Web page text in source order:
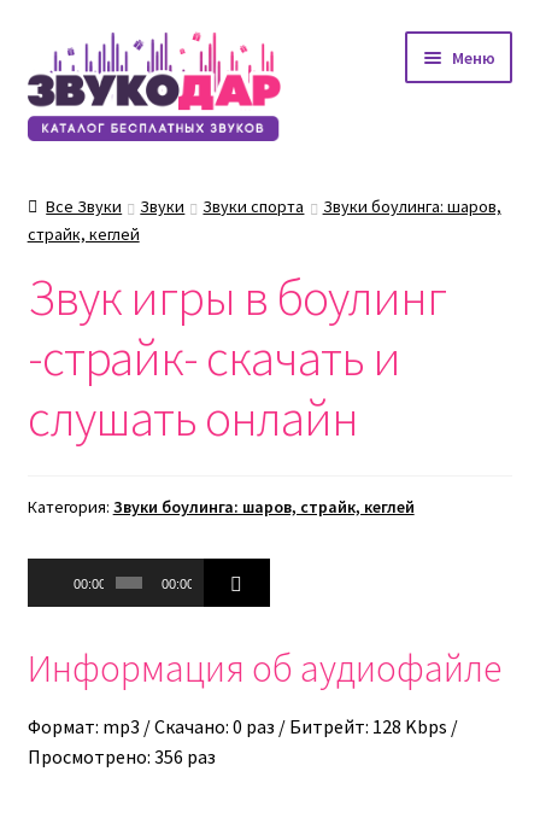
Перейти
к
навигации
Перейти
к
содержимому
Меню
Все Звуки Звуки Звуки спорта
Звуки боулинга: шаров,
страйк, кеглей
Звук игры в боулинг
-страйк- скачать и
слушать онлайн
Категория: Звуки боулинга: шаров, страйк, кеглей
Аудиоплеер
00:00 00:00
Информация об аудиофайле
Формат: mp3 / Скачано: 0 раз / Битрейт: 128 Kbps /
Просмотрено: 356 раз